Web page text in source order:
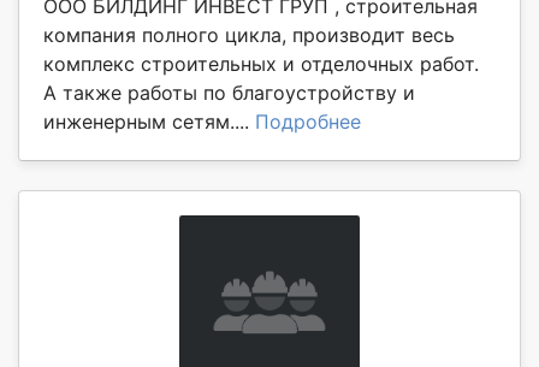
ООО БИЛДИНГ ИНВЕСТ ГРУП , строительная
компания полного цикла, производит весь
комплекс строительных и отделочных работ.
А также работы по благоустройству и
инженерным сетям.... Подробнее